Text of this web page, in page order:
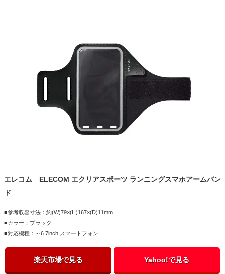
エレコム ELECOM エクリアスポーツ ランニングスマホアームバン
ド
■参考収容寸法：約(W)79×(H)167×(D)11mm
■カラー：ブラック
■対応機種：～6.7inch スマートフォン
楽天市場で見る Yahoo!で見る